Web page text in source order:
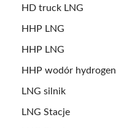
HD truck LNG
HHP LNG
HHP LNG
HHP wodór hydrogen
LNG silnik
LNG Stacje